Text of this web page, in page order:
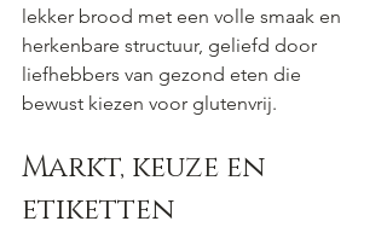
lekker brood met een volle smaak en
herkenbare structuur, geliefd door
liefhebbers van gezond eten die
bewust kiezen voor glutenvrij.
Markt, keuze en
etiketten